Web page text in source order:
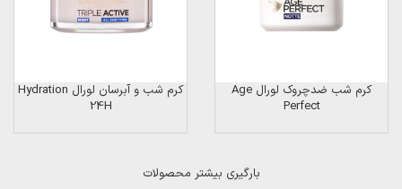
کرم شب ضدچروک لورال Age
Perfect
کرم شب و آبرسان لورال Hydration
24H
بارگیری بیشتر محصولات